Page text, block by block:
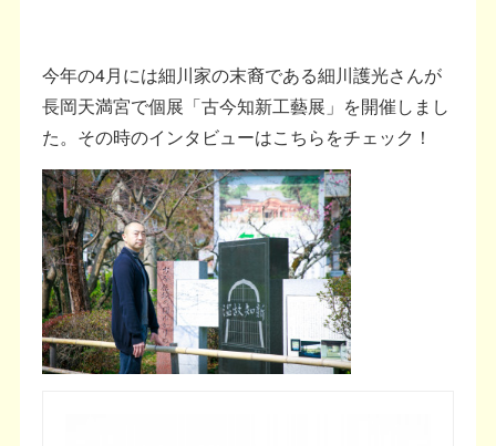
今年の4月には細川家の末裔である細川護光さんが
長岡天満宮で個展「古今知新工藝展」を開催しまし
た。その時のインタビューはこちらをチェック！